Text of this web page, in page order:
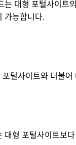
대형 포털사이트
가능합니다.
포털사이트와 더
형 포털사이트보